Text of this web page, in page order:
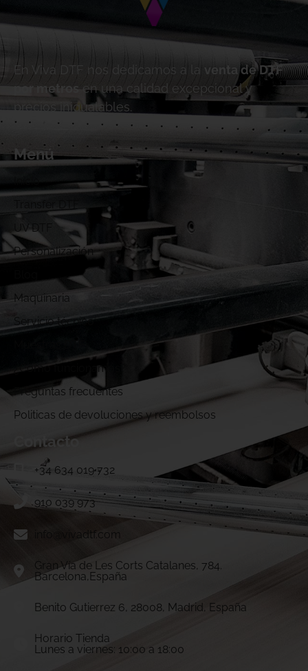
En Viva DTF nos dedicamos a la
venta de DTF
por metros
en una calidad excepcional y
precios inigualables.
Menú
UV DTF
Personalización
Maquinaria
Servicio técnico
¿Cómo funcionamos?
Preguntas frecuentes
Politicas de devoluciones y reembolsos
Contacto
+34 634 019 732
910 039 973
info@vivadtf.com
Gran Vía de Les Corts Catalanes, 784.
Barcelona,España
Benito Gutierrez 6, 28008, Madrid, España
Horario Tienda
Lunes a viernes: 10:00 a 18:00